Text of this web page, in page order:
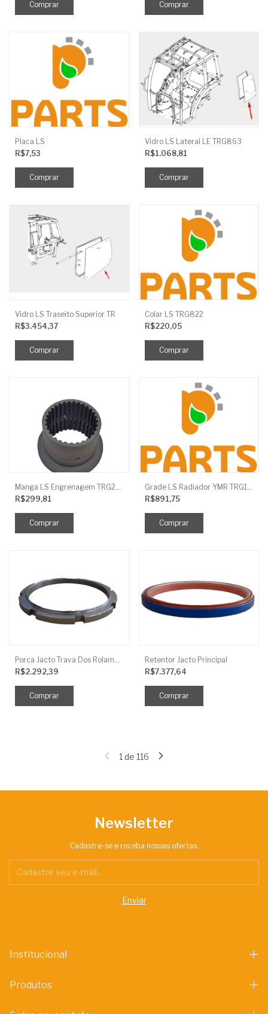
Placa LS
R$7,53
Vidro LS Lateral LE TRG863
R$1.068,81
Vidro LS Traseito Superior TR
R$3.454,37
Colar LS TRG822
R$220,05
R$299,81
R$891,75
R$2.292,39
Retentor Jacto Principal
R$7.377,64
1 de 116
Newsletter
Cadastre-se e receba nossas ofertas.
Institucional
Produtos